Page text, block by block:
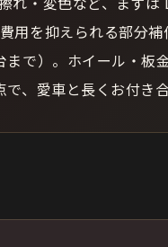
用を抑えられる部分
まで）。ホイール・板
、愛車と長くお付き